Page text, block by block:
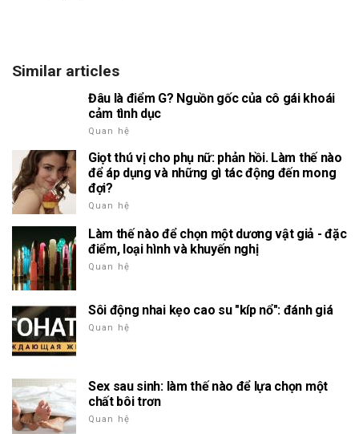
Similar articles
Đâu là điểm G? Nguồn gốc của cô gái khoái
cảm tình dục
Quan hệ
Giọt thú vị cho phụ nữ: phản hồi. Làm thế nào
để áp dụng và những gì tác động đến mong
đợi?
Quan hệ
Làm thế nào để chọn một dương vật giả - đặc
điểm, loại hình và khuyến nghị
Quan hệ
Sôi động nhai kẹo cao su "kíp nổ": đánh giá
Quan hệ
Sex sau sinh: làm thế nào để lựa chọn một
chất bôi trơn
Quan hệ